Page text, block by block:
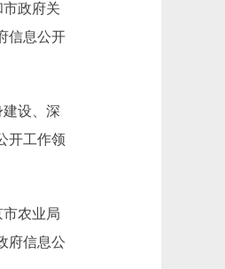
政府关
信息公开
设、深
开工作领
农业局
府信息公